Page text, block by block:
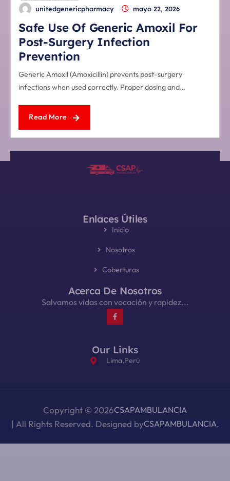
unitedgenericpharmacy
mayo 22, 2026
Safe Use Of Generic Amoxil For
Post-Surgery Infection
Prevention
Generic Amoxil (Amoxicillin) prevents post-surgery
infections when used correctly. Proper dosing and…
Read More
Enlaces Útiles
Inicio
Nosotros
Coberturas
Acerca De Nosotros
Salvamos vidas con vocación y rapidez...
Our Links
Lima,Perú
Copyright © 2026CSAPAMBULANCIA
| All Rights Reserved. Designed byCSAPAMBULANCIA.